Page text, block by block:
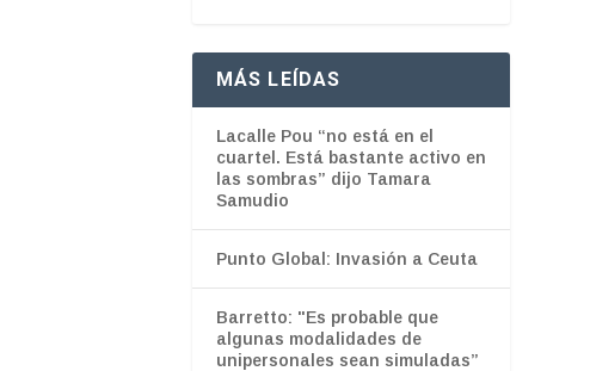
MÁS LEÍDAS
Lacalle Pou “no está en el
cuartel. Está bastante activo en
las sombras” dijo Tamara
Samudio
Punto Global: Invasión a Ceuta
Barretto: "Es probable que
algunas modalidades de
unipersonales sean simuladas”